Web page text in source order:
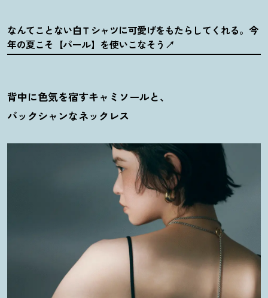
なんてことない白Ｔシャツに可愛げをもたらしてくれる。今
年の夏こそ【パール】を使いこなそう
背中に色気を宿すキャミソールと、
バックシャンなネックレス